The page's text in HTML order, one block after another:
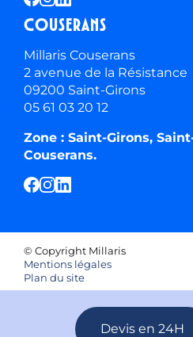
Devis en 24H
Couserans
Millaris Couserans
2 avenue de la Résistance
09200 Saint-Girons
05 61 03 20 12
Zone : Saint-Girons,
Couserans.
© Copyright Millaris
Mentions légales
Plan du site